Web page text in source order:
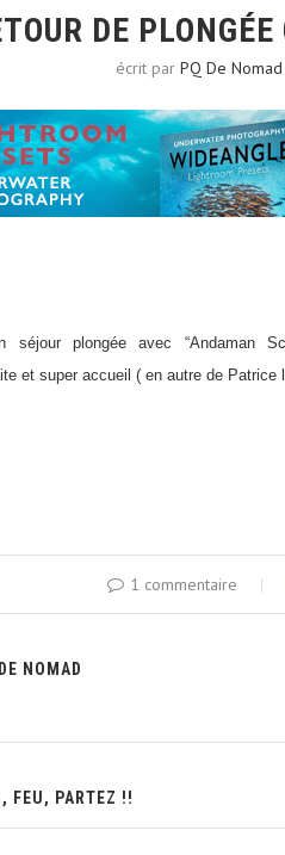
DE
écrit parPQ De Nomad
séjour plongée avec “Andaman
et super accueil ( en autre de Patrice
1 commentaire
NOMAD
FEU, PARTEZ !!